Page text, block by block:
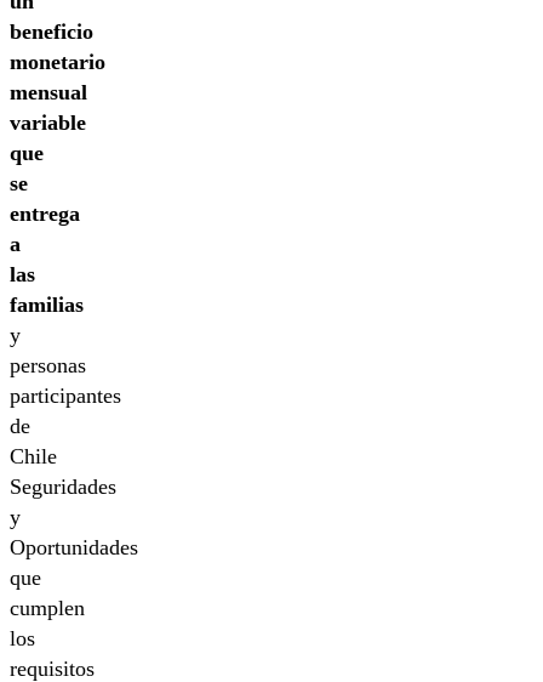
beneficio
monetario
mensual
variable
que
se
entrega
a
las
familias
y
personas
participantes
de
Chile
Seguridades
y
Oportunidades
que
cumplen
los
requisitos